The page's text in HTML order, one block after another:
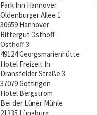
Park Inn Hannover
Oldenburger Allee 1
30659 Hannover
Rittergut Osthoff
Osthoff 3
49124 Georgsmarienhütte
Hotel Freizeit In
Dransfelder Straße 3
37079 Göttingen
Hotel Bergström
Bei der Lüner Mühle
21335 Lüneburg